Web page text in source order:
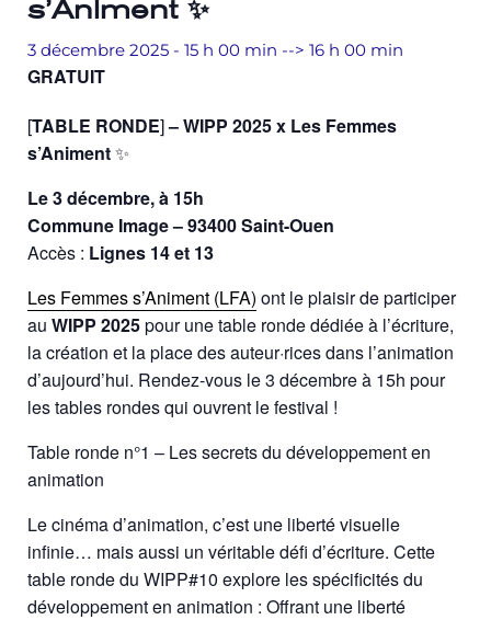
s’Animent ✨
3 décembre 2025 - 15 h 00 min --> 16 h 00 min
GRATUIT
[TABLE RONDE]– WIPP 2025 x Les Femmes
s’Animent✨
Le 3 décembre, à 15h
Commune Image – 93400 Saint-Ouen
Accès : Lignes 14 et 13
Les Femmes s’Animent (LFA) ont le plaisir de participer
au WIPP 2025pour une table ronde dédiée à l’écriture,
la création et la place des auteur·rices dans l’animation
d’aujourd’hui. Rendez-vous le 3 décembre à 15h pour
les tables rondes qui ouvrent le festival !
Table ronde n°1 – Les secrets du développement en
animation
Le cinéma d’animation, c’est une liberté visuelle
infinie… mais aussi un véritable défi d’écriture. Cette
table ronde du WIPP#10 explore les spécificités du
développement en animation : Offrant une liberté